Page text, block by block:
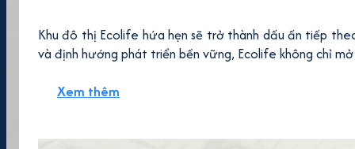
Khu đô thị Ecolife hứa hẹn sẽ trở thành dấu ấn tiếp
và định hướng phát triển bền vững, Ecolife không chỉ
Xem thêm